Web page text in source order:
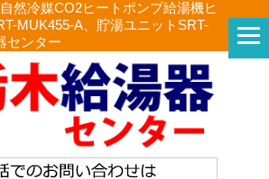
然冷媒CO2ヒートポンプ給湯機ヒ
MUK455-A、貯湯ユニットSRT-
センター